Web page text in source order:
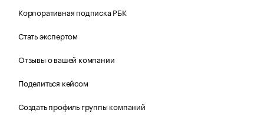
Корпоративная подписка РБК
Стать экспертом
Отзывы о вашей компании
Поделиться кейсом
Создать профиль группы компаний